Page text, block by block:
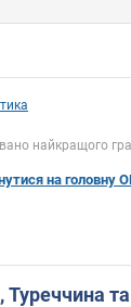
найкращого
на головну
Туреччина